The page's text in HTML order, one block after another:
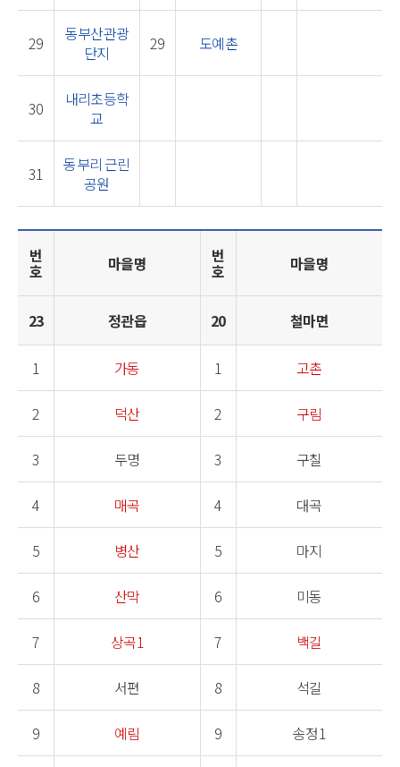
29
동부산관광
단지
29 도예촌
30
내리초등학
교
31
동부리 근린
공원
번
호 마을명 번
호 마을명
23 정관읍 20 철마면
1 가동 1 고촌
2 덕산 2 구림
3 두명 3 구칠
4 매곡 4 대곡
5 병산 5 마지
6 산막 6 미동
7 상곡1 7 백길
8 서편 8 석길
9 예림 9 송정1